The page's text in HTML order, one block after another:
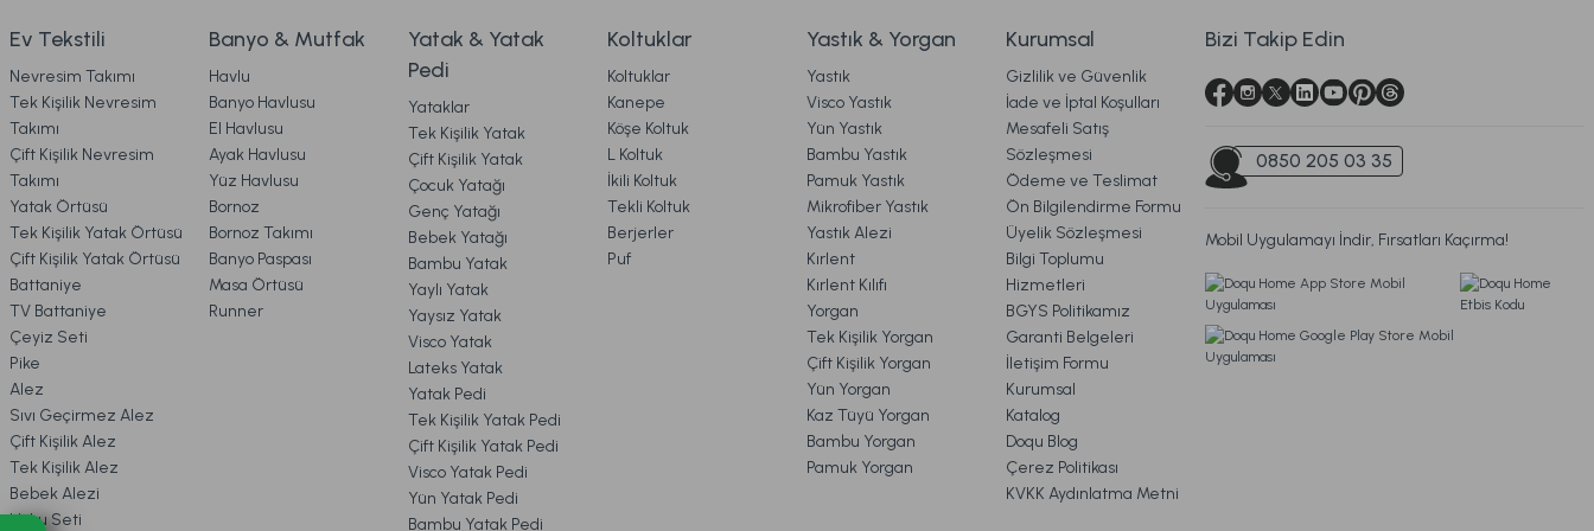
Gönder
5. İADE & DEĞİŞİM
6. ÜRÜN BİLGİLERİ
7. KAMPANYA & İNDİRİMLER
8. MÜŞTERİ HİZMETLERİ
9. YATAK & KOLTUK SİPARİŞ VE İADE İŞLEMLERİ
9.329,00 TL
Ücretsiz Kargo
9.329,00 TL
Ücretsiz Kargo
9.569,00 TL 8.359,00 TL
Ücretsiz Kargo
Kuka Lambader Gövde + Şapka Eskitme
8.839,00 TL
Kapel Lambader Siyah-Eskitme
7.079,00 TL
Tindo Lambader Gövde + Şapka Eskitme
6.659,00 TL
Ücretsiz Kargo
Delgado Lambader Gövde + Şapka Eskitme
6.049,00 TL
Rante Lambader Gövde + Şapka Eskitme
6.049,00 TL
Rante Lambader Gövde + Şapka Siyah
6.049,00 TL
Ev Tekstili
Nevresim Takımı
Tek Kişilik Nevresim
Takımı
Çift Kişilik Nevresim
Takımı
Yatak Örtüsü
Tek Kişilik Yatak Örtüsü
Çift Kişilik Yatak Örtüsü
Battaniye
TV Battaniye
Çeyiz Seti
Pike
Alez
Sıvı Geçirmez Alez
Çift Kişilik Alez
Tek Kişilik Alez
Bebek Alezi
Uyku Seti
Banyo & Mutfak
Havlu
Banyo Havlusu
El Havlusu
Ayak Havlusu
Yüz Havlusu
Bornoz
Bornoz Takımı
Banyo Paspası
Masa Örtüsü
Runner
Yatak & Yatak
Pedi
Yataklar
Tek Kişilik Yatak
Çift Kişilik Yatak
Çocuk Yatağı
Genç Yatağı
Bebek Yatağı
Bambu Yatak
Yaylı Yatak
Yaysız Yatak
Visco Yatak
Lateks Yatak
Yatak Pedi
Tek Kişilik Yatak Pedi
Çift Kişilik Yatak Pedi
Visco Yatak Pedi
Yün Yatak Pedi
Bambu Yatak Pedi
Koltuklar
Koltuklar
Kanepe
Köşe Koltuk
L Koltuk
İkili Koltuk
Tekli Koltuk
Berjerler
Puf
Yastık & Yorgan
Yastık
Visco Yastık
Yün Yastık
Bambu Yastık
Pamuk Yastık
Mikrofiber Yastık
Yastık Alezi
Kırlent
Kırlent Kılıfı
Yorgan
Tek Kişilik Yorgan
Çift Kişilik Yorgan
Yün Yorgan
Kaz Tüyü Yorgan
Bambu Yorgan
Pamuk Yorgan
Kurumsal
Gizlilik ve Güvenlik
İade ve İptal Koşulları
Mesafeli Satış
Sözleşmesi
Ödeme ve Teslimat
Ön Bilgilendirme Formu
Üyelik Sözleşmesi
Bilgi Toplumu
Hizmetleri
BGYS Politikamız
Garanti Belgeleri
İletişim Formu
Kurumsal
Katalog
Doqu Blog
Çerez Politikası
KVKK Aydınlatma Metni
Bizi Takip Edin
0850 205 03 35
Mobil Uygulamayı İndir, Fırsatları Kaçırma!